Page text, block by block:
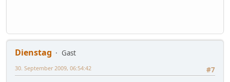
Dienstag
Gast
#7
30. September 2009, 06:54:42